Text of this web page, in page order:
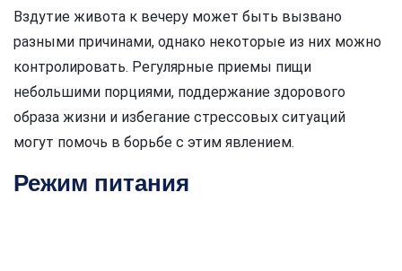
Вздутие живота к вечеру может быть вызвано
разными причинами, однако некоторые из них можно
контролировать. Регулярные приемы пищи
небольшими порциями, поддержание здорового
образа жизни и избегание стрессовых ситуаций
могут помочь в борьбе с этим явлением.
Режим питания